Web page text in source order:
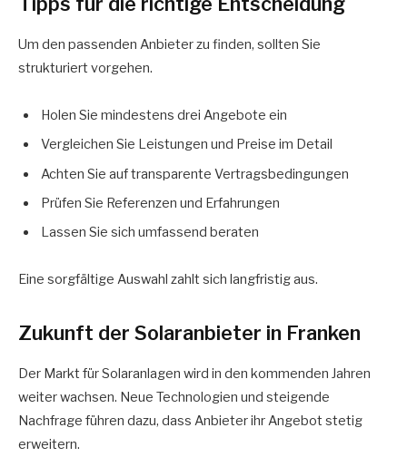
Um den passenden Anbieter zu finden, sollten Sie
strukturiert vorgehen.
Holen Sie mindestens drei Angebote ein
Vergleichen Sie Leistungen und Preise im Detail
Achten Sie auf transparente Vertragsbedingungen
Prüfen Sie Referenzen und Erfahrungen
Lassen Sie sich umfassend beraten
Eine sorgfältige Auswahl zahlt sich langfristig aus.
Zukunft der Solaranbieter in Franken
Der Markt für Solaranlagen wird in den kommenden Jahren
weiter wachsen. Neue Technologien und steigende
Nachfrage führen dazu, dass Anbieter ihr Angebot stetig
erweitern.